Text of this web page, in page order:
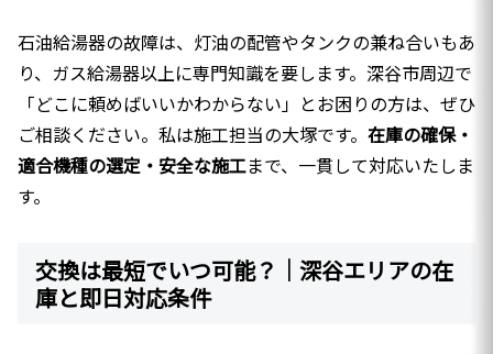
石油給湯器の故障は、灯油の配管やタンクの兼ね合いもあ
り、ガス給湯器以上に専門知識を要します。深谷市周辺で
「どこに頼めばいいかわからない」とお困りの方は、ぜひ
ご相談ください。私は施工担当の大塚です。 在庫の確保・
適合機種の選定・安全な施工まで、一貫して対応いたしま
す。
交換は最短でいつ可能？｜深谷エリアの在
庫と即日対応条件